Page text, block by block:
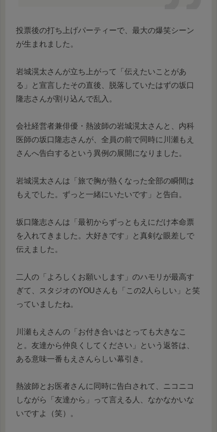
投票後の打ち上げパーティーで、最大の爆笑シーン
が生まれました。
岩城滉太さんが立ち上がって「伝えたいことがあ
る」と宣言したその直後、脱落していたはずの坂口
隆志さんが割り込んで乱入。
会社経営者兼俳優・熱波師の岩城滉太さんと、内科
医師の坂口隆志さんが、全員の前で同時に川瀬もえ
さんへ告白するという異例の展開になりました。
岩城滉太さんは「旅で胸が熱くなった全部の瞬間は
もえでした。ずっと一緒にいたいです」と告白。
坂口隆志さんは「最初からずっともえにだけ本命票
を入れてきました。大好きです」と真剣な眼差しで
伝えました。
二人の「よろしくお願いします」のハモリが最高す
ぎて、スタジオのYOUさんも「この2人らしい」と笑
っていましたね。
川瀬もえさんの「お付き合いはとっても大きなこ
と。友達から仲良くしてください」という返答は、
ある意味一番もえさんらしい幕引き。
熱波師とお医者さんに同時に告白されて、ニコニコ
しながら「友達から」って言える人、なかなかいな
いですよ（笑）。